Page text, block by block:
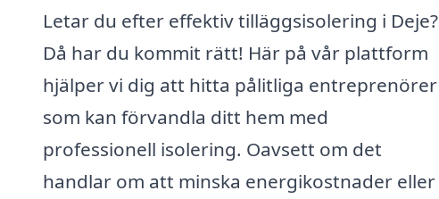
Letar du efter effektiv tilläggsisolering i Deje?
Då har du kommit rätt! Här på vår plattform
hjälper vi dig att hitta pålitliga entreprenörer
som kan förvandla ditt hem med
professionell isolering. Oavsett om det
handlar om att minska energikostnader eller